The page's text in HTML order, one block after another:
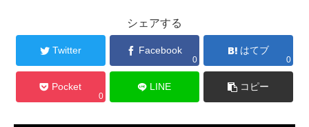
シェアする
Twitter Facebook
0
はてブ
0
Pocket
0
LINE コピー